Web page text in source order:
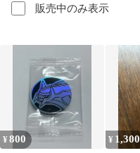
販売中のみ表示
¥800 ¥ 1,300